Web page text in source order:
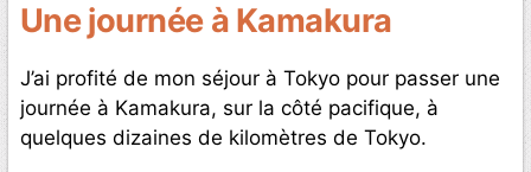
Une journée à Kamakura
J’ai profité de mon séjour à Tokyo pour passer une
journée à Kamakura, sur la côté pacifique, à
quelques dizaines de kilomètres de Tokyo.